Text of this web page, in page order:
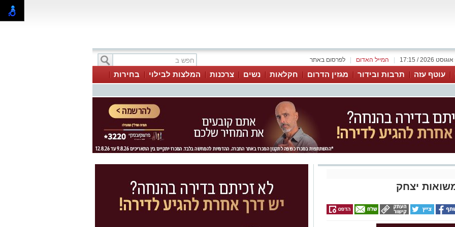
לפרסום באתר המייל האדום
עוטף עזה תרבות ובידור מגזין הדרום חקלאות נשים צרכנות המלצות לבילוי
בחירות
יצחק